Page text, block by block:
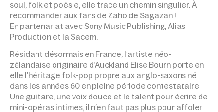
soul, folk et poésie, elle trace un chemin singulier. À
recommander aux fans de Zaho de Sagazan !
En partenariat avec Sony Music Publishing, Alias
Production et la Sacem.
Résidant désormais en France, l’artiste néo-
zélandaise originaire d’Auckland Elise Bourn porte en
elle l’héritage folk-pop propre aux anglo-saxons né
dans les années 60 en pleine période contestataire.
Une guitare, une voix douce et le talent pour écrire de
mini-opéras intimes, il n’en faut pas plus pour affoler